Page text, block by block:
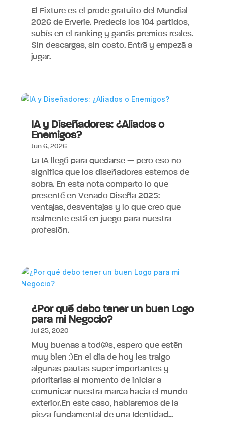
El Fixture es el prode gratuito del Mundial
2026 de Erverie. Predecís los 104 partidos,
subís en el ranking y ganás premios reales.
Sin descargas, sin costo. Entrá y empezá a
jugar.
IA y Diseñadores: ¿Aliados o
Enemigos?
Jun 6, 2026
La IA llegó para quedarse — pero eso no
significa que los diseñadores estemos de
sobra. En esta nota comparto lo que
presenté en Venado Diseña 2025:
ventajas, desventajas y lo que creo que
realmente está en juego para nuestra
profesión.
¿Por qué debo tener un buen Logo
para mi Negocio?
Jul 25, 2020
Muy buenas a tod@s, espero que estén
muy bien :)En el día de hoy les traigo
algunas pautas super importantes y
prioritarias al momento de iniciar a
comunicar nuestra marca hacia el mundo
exterior.En este caso, hablaremos de la
pieza fundamental de una Identidad...